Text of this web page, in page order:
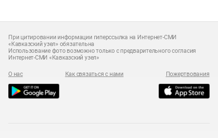
При цитировании информации гиперссылка на Интернет-СМИ
«Кавказский узел» обязательна
Использование фото возможно только с предварительного согласия
Интернет-СМИ «Кавказский узел»
О нас Как связаться с нами Пожертвования